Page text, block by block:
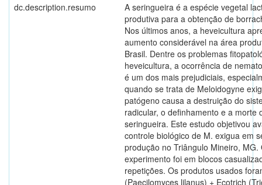
dc.description.resumo
A seringueira é a espécie vegetal
produtiva para a obtenção de
Nos últimos anos, a heveicultura
aumento considerável na área
Brasil. Dentre os problemas
heveicultura, a ocorrência de
é um dos mais prejudiciais,
quando se trata de Meloidogyne
patógeno causa a destruição do
radicular, o definhamento e a morte
seringueira. Este estudo objetivou
controle biológico de M. exigua em
produção no Triângulo Mineiro, MG.
experimento foi em blocos
repetições. Os produtos usados
(Paecilomyces lilanus) + Ecotrich